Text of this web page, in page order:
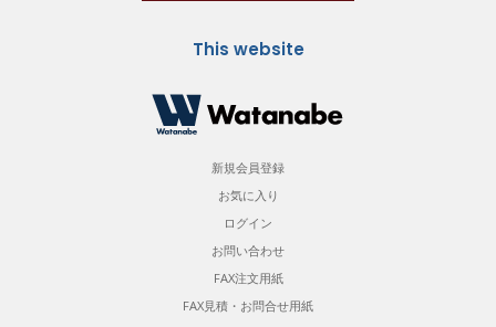
This website
新規会員登録
お気に入り
ログイン
お問い合わせ
FAX注文用紙
FAX見積・お問合せ用紙